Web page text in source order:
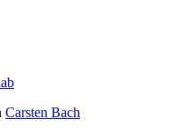
Carsten Bach